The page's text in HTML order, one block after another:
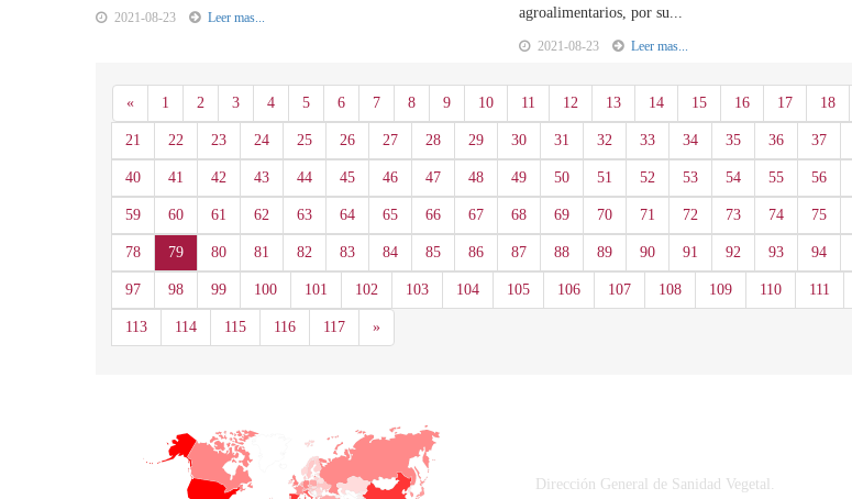
2021-08-23 Leer mas...
agroalimentarios, por su...
2021-08-23 Leer mas...
«Anterior
1 2 3 4 5 6 7 8 9 10 11 12 13 14 15 16 17 18
21 22 23 24 25 26 27 28 29 30 31 32 33 34 35 36 37
40 41 42 43 44 45 46 47 48 49 50 51 52 53 54 55 56
59 60 61 62 63 64 65 66 67 68 69 70 71 72 73 74 75
78 79 80 81 82 83 84 85 86 87 88 89 90 91 92 93 94
97 98 99 100 101 102 103 104 105 106 107 108 109 110 111
113 114 115 116 117 »Siguiente
Dirección General de Sanidad Vegetal.